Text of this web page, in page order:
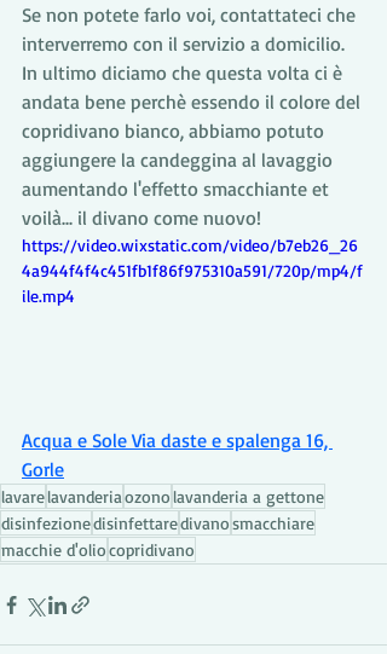
Se non potete farlo voi, contattateci che
interverremo con il servizio a domicilio.
In ultimo diciamo che questa volta ci è
andata bene perchè essendo il colore del
copridivano bianco, abbiamo potuto
aggiungere la candeggina al lavaggio
aumentando l'effetto smacchiante et
voilà... il divano come nuovo!
https://video.wixstatic.com/video/b7eb26_26
4a944f4f4c451fb1f86f975310a591/720p/mp4/f
ile.mp4
Acqua e Sole Via daste e spalenga 16,
Gorle
lavarelavanderiaozonolavanderia a gettone
disinfezionedisinfettaredivanosmacchiare
macchie d'oliocopridivano